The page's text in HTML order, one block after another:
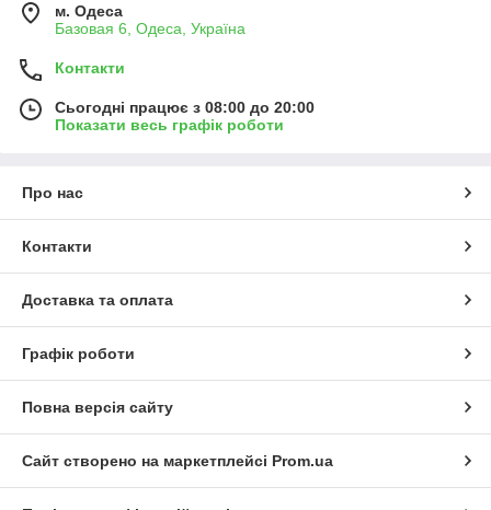
м. Одеса
Базовая 6, Одеса, Україна
Контакти
Сьогодні працює з 08:00 до 20:00
Показати весь графік роботи
Про нас
Контакти
Доставка та оплата
Графік роботи
Повна версія сайту
Сайт створено на маркетплейсі Prom.ua